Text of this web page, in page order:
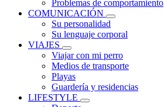
Problemas de comportamiento
COMUNICACIÓN
Su personalidad
Su lenguaje corporal
VIAJES
Viajar con mi perro
Medios de transporte
Playas
Guardería y residencias
LIFESTYLE